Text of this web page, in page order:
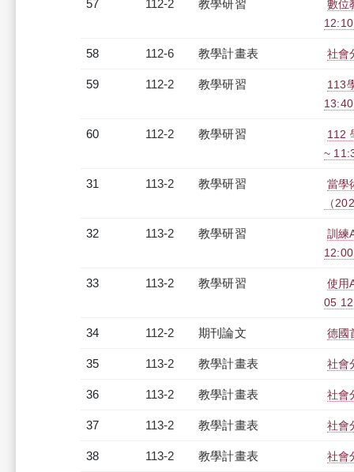
57 112-2 教學研習
數位
58 112-6 教學計畫表 社會
59 112-2 教學研習
113
60 112-2 教學研習
112
~
31 113-2 教學研習
當學
（
32 113-2 教學研習
訓練
33 113-2 教學研習
使用
05
34 112-2 期刊論文 德國
35 113-2 教學計畫表 社會
36 113-2 教學計畫表 社會
37 113-2 教學計畫表 社會
38 113-2 教學計畫表 社會